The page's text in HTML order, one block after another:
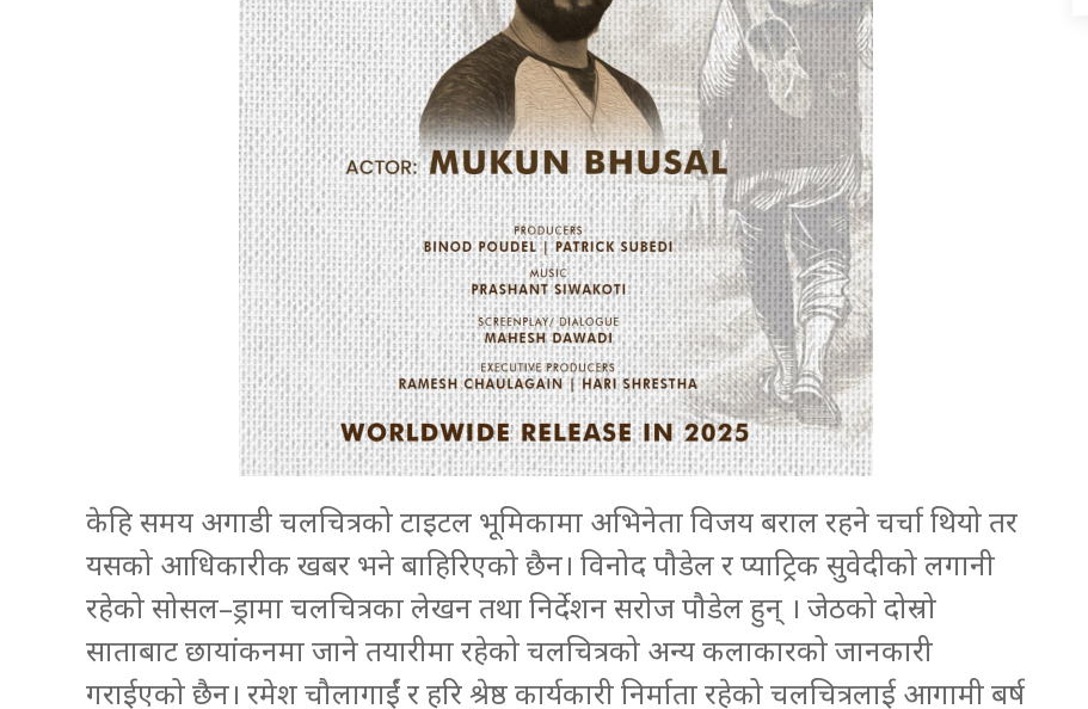
केहि समय अगाडी चलचित्रको टाइटल भूमिकामा अभिनेता विजय बराल रहने चर्चा थियो तर
यसको आधिकारीक खबर भने बाहिरिएको छैन। विनोद पौडेल र प्याट्रिक सुवेदीको लगानी
रहेको सोसल–ड्रामा चलचित्रका लेखन तथा निर्देशन सरोज पौडेल हुन् । जेठको दोस्रो
साताबाट छायांकनमा जाने तयारीमा रहेको चलचित्रको अन्य कलाकारको जानकारी
गराईएको छैन। रमेश चौलागाईं र हरि श्रेष्ठ कार्यकारी निर्माता रहेको चलचित्रलाई आगामी बर्ष